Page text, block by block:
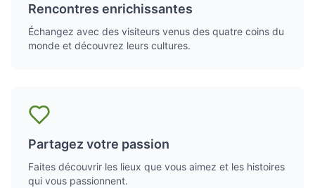
Rencontres enrichissantes
Échangez avec des visiteurs venus des quatre coins du
monde et découvrez leurs cultures.
Partagez votre passion
Faites découvrir les lieux que vous aimez et les histoires
qui vous passionnent.